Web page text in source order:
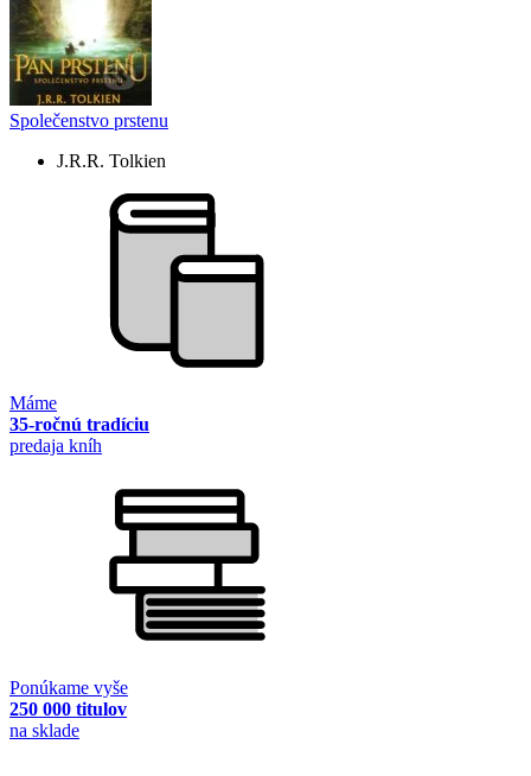
Společenstvo prstenu
J.R.R. Tolkien
Máme
35-ročnú tradíciu
predaja kníh
Ponúkame vyše
250 000 titulov
na sklade